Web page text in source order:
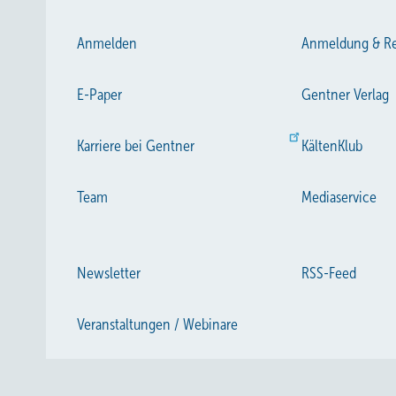
Anmelden Anmeldung &
E-Paper Gentner Verlag
Karriere bei Gentner KältenKlub
Team Mediaservice
Newsletter RSS-Feed
Veranstaltungen / Webinare